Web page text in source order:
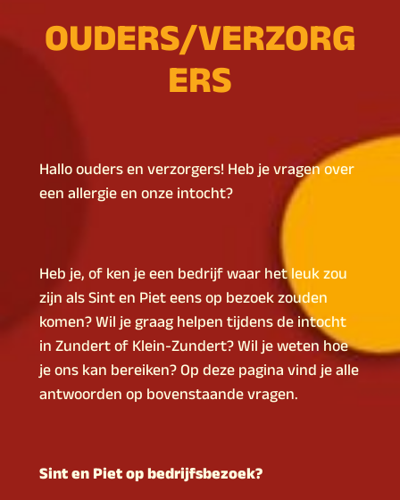
OUDERS/VERZORG
ERS
Hallo ouders en verzorgers! Heb je vragen over
een allergie en onze intocht?
Heb je, of ken je een bedrijf waar het leuk zou
zijn als Sint en Piet eens op bezoek zouden
komen? Wil je graag helpen tijdens de intocht
in Zundert of Klein-Zundert? Wil je weten hoe
je ons kan bereiken? Op deze pagina vind je alle
antwoorden op bovenstaande vragen.
Sint en Piet op bedrijfsbezoek?